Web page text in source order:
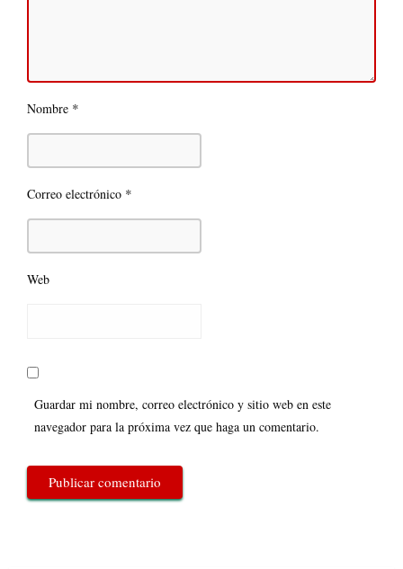
Nombre *
Correo electrónico *
Web
Guardar mi nombre, correo electrónico y sitio web en este
navegador para la próxima vez que haga un comentario.